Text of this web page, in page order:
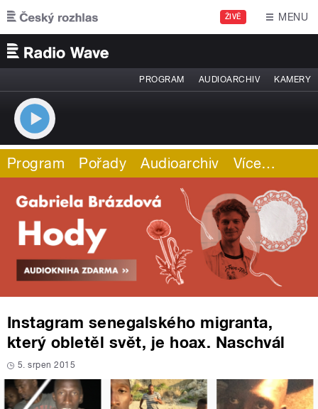
Přejít k hlavnímu obsahu
ŽIVĚ MENU
PROGRAM AUDIOARCHIV KAMERY
Program Pořady Audioarchiv Více…
Instagram senegalského migranta,
který obletěl svět, je hoax. Naschvál
5. srpen 2015